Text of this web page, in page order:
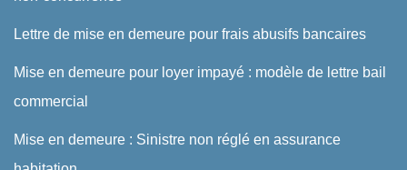
Lettre de mise en demeure pour frais abusifs bancaires
Mise en demeure pour loyer impayé : modèle de lettre bail
commercial
Mise en demeure : Sinistre non réglé en assurance